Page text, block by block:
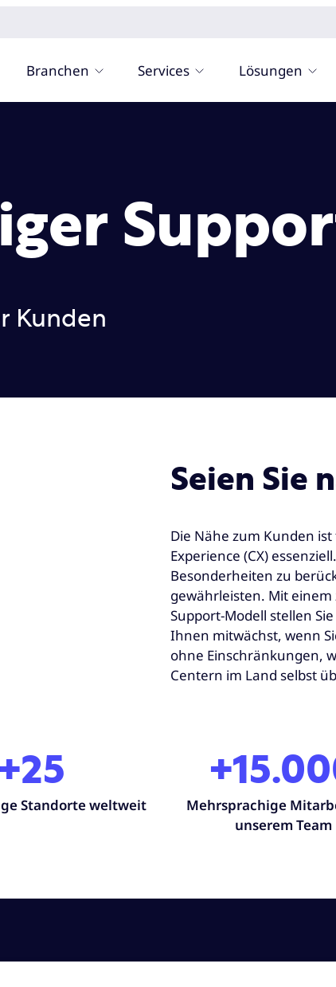
Branchen Services Lösungen
Kunden
Seien Sie
Die Nähe zum Kunden
Experience (CX)
Besonderheiten zu
gewährleisten. Mit
Support-Modell stellen
Ihnen mitwächst, wenn
ohne Einschränkungen,
Centern im Land selbst
+25
Standorte weltweit
Mehrsprachige
unserem Team